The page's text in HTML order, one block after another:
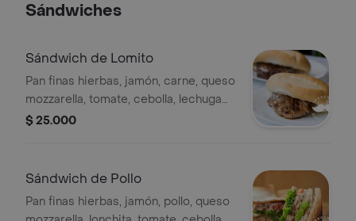
Sándwiches
Sándwich de Lomito
Pan finas hierbas, jamón, carne, queso
mozzarella, tomate, cebolla, lechuga
crespa, tártara.
$ 25.000
Sándwich de Pollo
Pan finas hierbas, jamón, pollo, queso